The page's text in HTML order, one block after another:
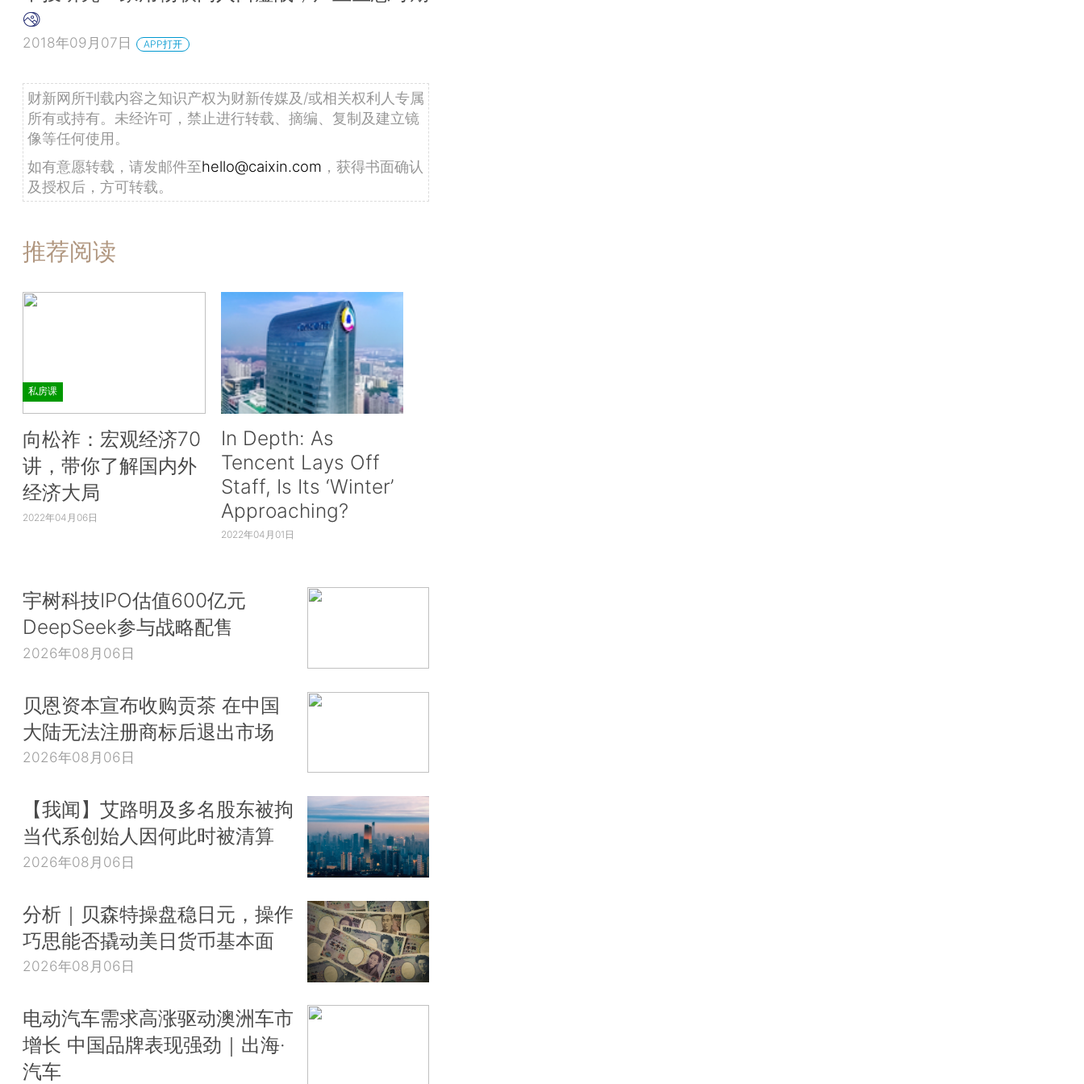
2018年09月07日 APP打开
财新网所刊载内容之知识产权为财新传媒及/或相关权利人专属
所有或持有。未经许可，禁止进行转载、摘编、复制及建立镜
像等任何使用。
如有意愿转载，请发邮件至hello@caixin.com ，获得书面确认
及授权后，方可转载。
推荐阅读
私房课
向松祚：宏观经济70
讲，带你了解国内外
经济大局
2022年04月06日
In Depth: As
Tencent Lays Off
Staff, Is Its ‘Winter’
Approaching?
2022年04月01日
宇树科技IPO估值600亿元
DeepSeek参与战略配售
2026年08月06日
贝恩资本宣布收购贡茶 在中国
大陆无法注册商标后退出市场
2026年08月06日
【我闻】艾路明及多名股东被拘
当代系创始人因何此时被清算
2026年08月06日
分析｜贝森特操盘稳日元，操作
巧思能否撬动美日货币基本面
2026年08月06日
电动汽车需求高涨驱动澳洲车市
增长 中国品牌表现强劲｜出海·
汽车